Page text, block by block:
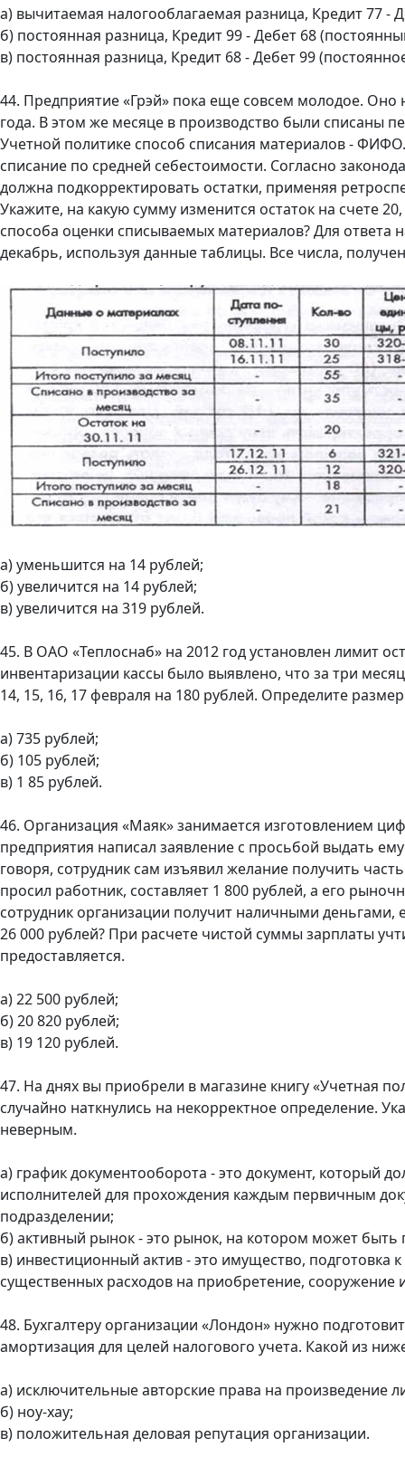
а) вычитаемая налогооблагаемая разница, Кредит 77 -
б) постоянная разница, Кредит 99 - Дебет 68
в) постоянная разница, Кредит 68 - Дебет 99
44. Предприятие «Грэй» пока еще совсем молодое. Оно
года. В этом же месяце в производство были списаны
Учетной политике способ списания материалов -
списание по средней себестоимости. Согласно
должна подкорректировать остатки, применяя
Укажите, на какую сумму изменится остаток на счете
способа оценки списываемых материалов? Для ответа
декабрь, используя данные таблицы. Все числа,
а) уменьшится на 14 рублей;
б) увеличится на 14 рублей;
в) увеличится на 319 рублей.
45. В ОАО «Теплоснаб» на 2012 год установлен лимит
инвентаризации кассы было выявлено, что за три
14, 15, 16, 17 февраля на 180 рублей. Определите
а) 735 рублей;
б) 105 рублей;
в) 1 85 рублей.
46. Организация «Маяк» занимается изготовлением
предприятия написал заявление с просьбой выдать
говоря, сотрудник сам изъявил желание получить
просил работник, составляет 1 800 рублей, а его
сотрудник организации получит наличными
26 000 рублей? При расчете чистой суммы зарплаты
предоставляется.
а) 22 500 рублей;
б) 20 820 рублей;
в) 19 120 рублей.
47. На днях вы приобрели в магазине книгу «Учетная
случайно наткнулись на некорректное определение.
неверным.
а) график документооборота - это документ, который
исполнителей для прохождения каждым первичным
подразделении;
б) активный рынок - это рынок, на котором может
в) инвестиционный актив - это имущество, подготовка
существенных расходов на приобретение, сооружение
48. Бухгалтеру организации «Лондон» нужно
амортизация для целей налогового учета. Какой из
а) исключительные авторские права на произведение
б) ноу-хау;
в) положительная деловая репутация организации.